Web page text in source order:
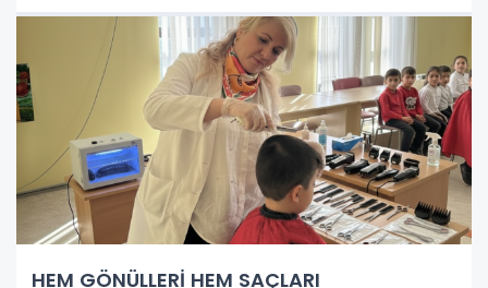
HEM GÖNÜLLERİ HEM SAÇLARI